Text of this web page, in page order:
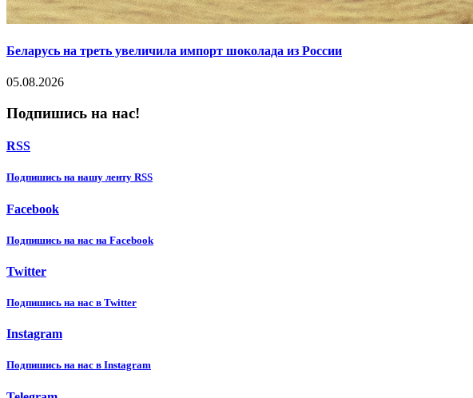
Беларусь на треть увеличила импорт шоколада из России
05.08.2026
Подпишись на нас!
RSS
Подпишиcь на нашу ленту RSS
Facebook
Подпишиcь на нас на Facebook
Twitter
Подпишиcь на нас в Twitter
Instagram
Подпишиcь на нас в Instagram